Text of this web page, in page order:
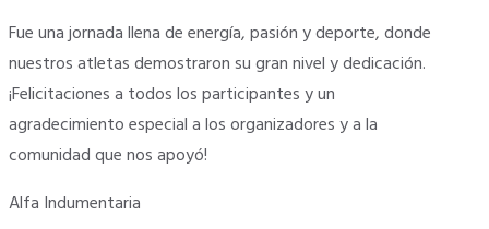
Fue una jornada llena de energía, pasión y deporte, donde
nuestros atletas demostraron su gran nivel y dedicación.
¡Felicitaciones a todos los participantes y un
agradecimiento especial a los organizadores y a la
comunidad que nos apoyó!
Alfa Indumentaria